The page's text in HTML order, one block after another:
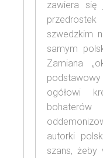
zawiera się
szwedzkim
samym
Zamiana
ogółowi
autorki
szans, żeby